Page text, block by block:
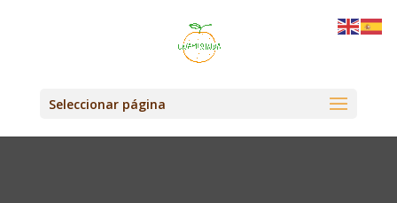
Seleccionar página